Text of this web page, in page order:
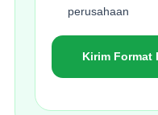
perusahaan
Kirim Format